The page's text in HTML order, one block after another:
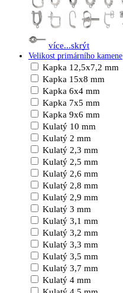
více...skrýt
Velikost primárního kamene
Kapka 12,5x7,2 mm
Kapka 15x8 mm
Kapka 6x4 mm
Kapka 7x5 mm
Kapka 9x6 mm
Kulatý 10 mm
Kulatý 2 mm
Kulatý 2,3 mm
Kulatý 2,5 mm
Kulatý 2,6 mm
Kulatý 2,8 mm
Kulatý 2,9 mm
Kulatý 3 mm
Kulatý 3,1 mm
Kulatý 3,2 mm
Kulatý 3,3 mm
Kulatý 3,5 mm
Kulatý 3,7 mm
Kulatý 4 mm